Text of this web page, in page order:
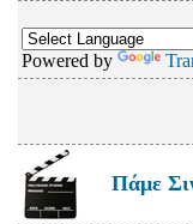
Powered by
Πάμε